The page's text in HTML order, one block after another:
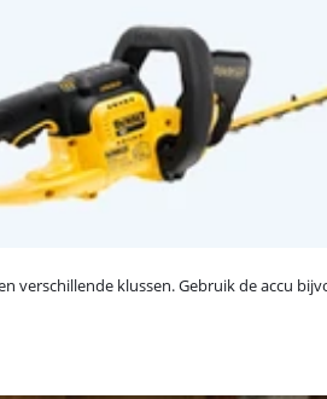
verschillende klussen. Gebruik de accu